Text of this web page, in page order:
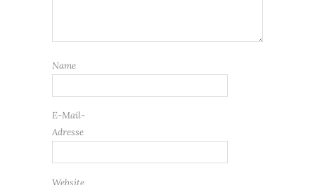
Name
E-Mail-
Adresse
Website